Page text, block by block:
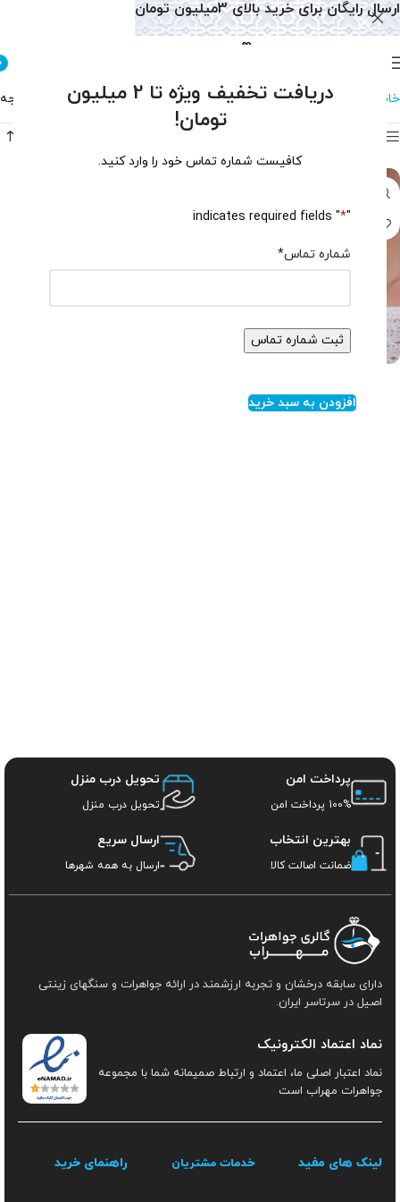
دریافت تخفیف ویژه تا 2 میلیون
تومان!
کافیست شماره تماس خود را وارد کنید.
"
*
" indicates required fields
شماره تماس*
خانه سرویس و نیم ست سرویس و نیم ست اپسیدان نمایش یک نتیجه
افزودن به سبد خرید
پرداخت امن
100% پرداخت امن
تحویل درب منزل
تحویل درب منزل
بهترین انتخاب
ضمانت اصالت کالا
ارسال سریع
ارسال به همه شهرها
دارای سابقه درخشان و تجربه ارزشمند در ارائه جواهرات و سنگهای زینتی
اصیل در سرتاسر ایران.
نماد اعتماد الکترونیک
نماد اعتبار اصلی ما، اعتماد و ارتباط صمیمانه شما با مجموعه
جواهرات مهراب است
لینک های مفید خدمات مشتریان راهنمای خرید
ارسال رایگان برای خرید بالای 3میلیون تومان